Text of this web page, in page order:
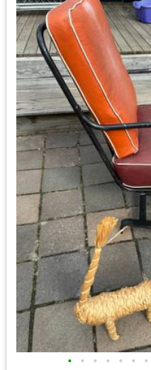
• • • • • • •